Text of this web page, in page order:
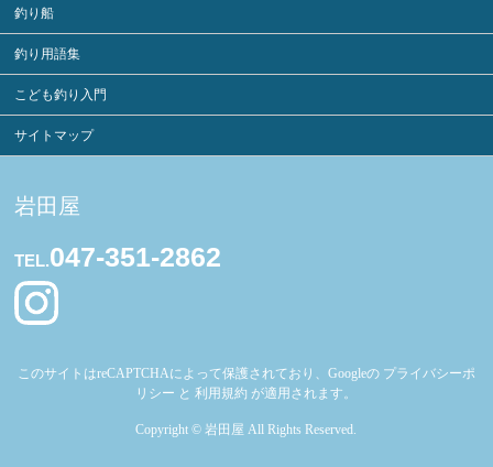
釣り船
釣り用語集
こども釣り入門
サイトマップ
岩田屋
TEL.047-351-2862
このサイトはreCAPTCHAによって保護されており、Googleの プライバシーポ
リシー と利用規約 が適用されます。
Copyright ©岩田屋 All Rights Reserved.